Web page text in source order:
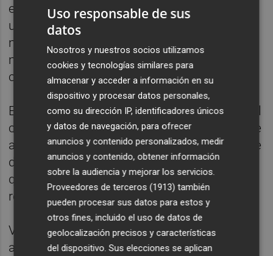
el martes 29 de abril el gasto con tarjeta fue
un 14 % mayor que el registrado en los
martes no festivos de abril de 2024,
mientras que el miércoles 30 de abril dicha
cifra ascendió hasta el 37 %.
El Gobierno cifró en 415 millones de euros el
consumo perdido en compras el lunes 28 de
abril, pero esta misma semana, el presidente
del Gobierno, Pedro Sánchez, ha asegurado
que tres cuartas partes de esa cantidad se
recuperaron en los dos días siguientes.
Volviendo al informe del BBVA Research, el
análisis por sectores muestra una caída
Uso responsable de sus
datos
Nosotros y nuestros socios utilizamos
cookies y tecnologías similares para
almacenar y acceder a información en su
dispositivo y procesar datos personales,
como su dirección IP, identificadores únicos
y datos de navegación, para ofrecer
anuncios y contenido personalizados, medir
anuncios y contenido, obtener información
sobre la audiencia y mejorar los servicios.
Proveedores de terceros (1913) también
pueden procesar sus datos para estos y
otros fines, incluido el uso de datos de
geolocalización precisos y características
del dispositivo. Sus elecciones se aplican